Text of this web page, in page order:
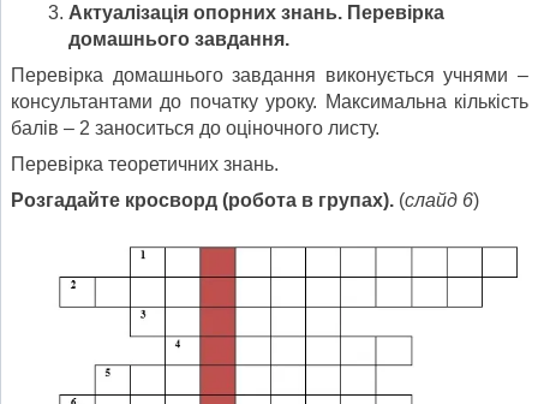
Актуалізація опорних знань. Перевірка
домашнього завдання.
Перевірка домашнього завдання виконується учнями –
консультантами до початку уроку. Максимальна кількість
балів – 2 заноситься до оціночного листу.
Перевірка теоретичних знань.
Розгадайте кросворд (робота в групах). (слайд 6)